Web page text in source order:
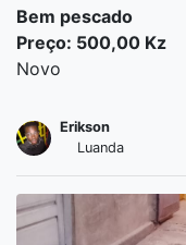
Bem pescado
Preço: 500,00 Kz
Novo
Erikson
Luanda